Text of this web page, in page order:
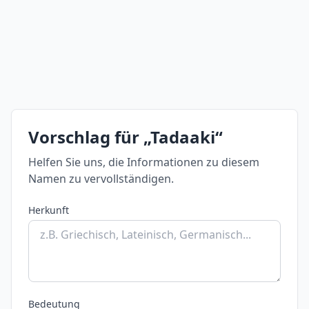
Vorschlag für „Tadaaki“
Helfen Sie uns, die Informationen zu diesem
Namen zu vervollständigen.
Herkunft
Bedeutung